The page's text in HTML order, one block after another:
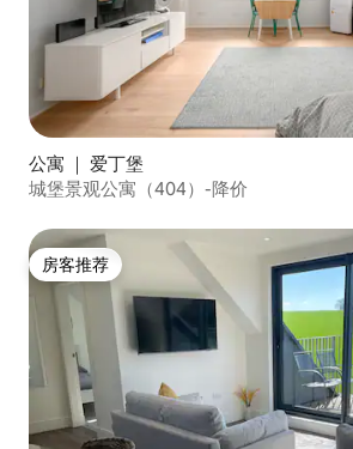
公寓 ｜ 爱丁堡
城堡景观公寓（404）-降价
房客推荐
房客推荐